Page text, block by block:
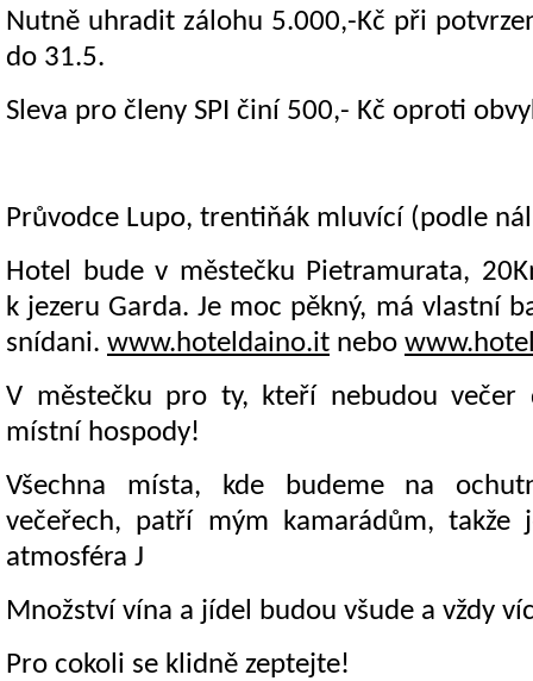
Nutně uhradit zálohu 5.000,-Kč při
do 31.5.
Sleva pro členy SPI činí 500,- Kč oproti
Průvodce Lupo, trentiňák mluvící (podle
Hotel bude v městečku Pietramurata,
k jezeru Garda. Je moc pěkný, má vlastní
snídani. www.hoteldaino.it nebo
V městečku pro ty, kteří nebudou večer
místní hospody!
Všechna místa, kde budeme na
večeřech, patří mým kamarádům, takže
atmosféra J
Množství vína a jídel budou všude a vždy
Pro cokoli se klidně zeptejte!